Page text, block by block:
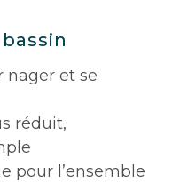
nager et se
réduit,
pour l’ensemble